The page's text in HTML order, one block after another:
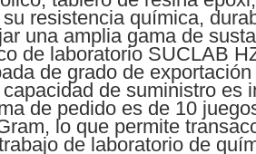
resistencia química,
una amplia gama de
de laboratorio SUCLAB
de grado de
de suministro es
de pedido es de 10
lo que permite
de laboratorio de